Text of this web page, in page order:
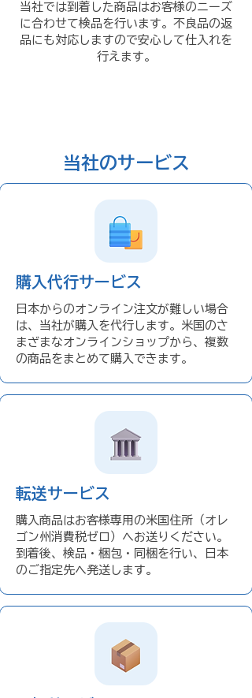
当社では到着した商品はお客様のニーズ
に合わせて検品を行います。不良品の返
品にも対応しますので安心して仕入れを
行えます。
当社のサービス
購入代行サービス
日本からのオンライン注文が難しい場合
は、当社が購入を代行します。米国のさ
まざまなオンラインショップから、複数
の商品をまとめて購入できます。
転送サービス
購入商品はお客様専用の米国住所（オレ
ゴン州消費税ゼロ）へお送りください。
到着後、検品・梱包・同梱を行い、日本
のご指定先へ発送します。